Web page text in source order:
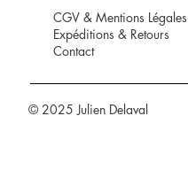
CGV & Mentions Légales
Expéditions & Retours
Contact
© 2025 Julien Delaval